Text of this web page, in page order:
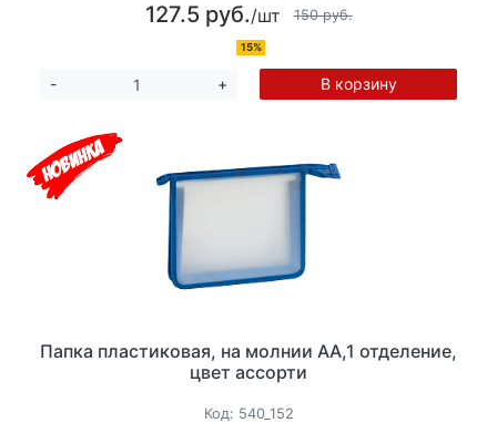
127.5 руб./шт 150 руб.
15%
- + В корзину
Папка пластиковая, на молнии АА,1 отделение,
цвет ассорти
Код: 540_152